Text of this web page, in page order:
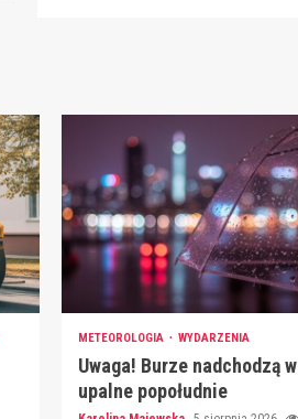
METEOROLOGIA WYDARZENIA
Uwaga! Burze nadchodzą w
upalne popołudnie